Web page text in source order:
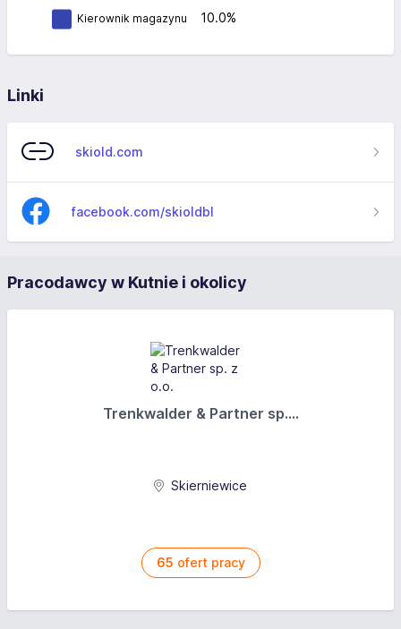
Kierownik magazynu 10.0%
Linki
skiold.com
facebook.com/skioldbl
Pracodawcy w Kutnie i okolicy
Trenkwalder & Partner sp....
Skierniewice
65 ofert pracy